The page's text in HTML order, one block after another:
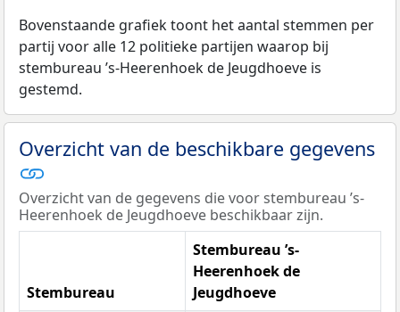
Bovenstaande grafiek toont het aantal stemmen per
partij voor alle 12 politieke partijen waarop bij
stembureau ’s-Heerenhoek de Jeugdhoeve is
gestemd.
Overzicht van de beschikbare gegevens
Overzicht van de gegevens die voor stembureau ’s-
Heerenhoek de Jeugdhoeve beschikbaar zijn.
Stembureau
Stembureau ’s-
Heerenhoek de
Jeugdhoeve